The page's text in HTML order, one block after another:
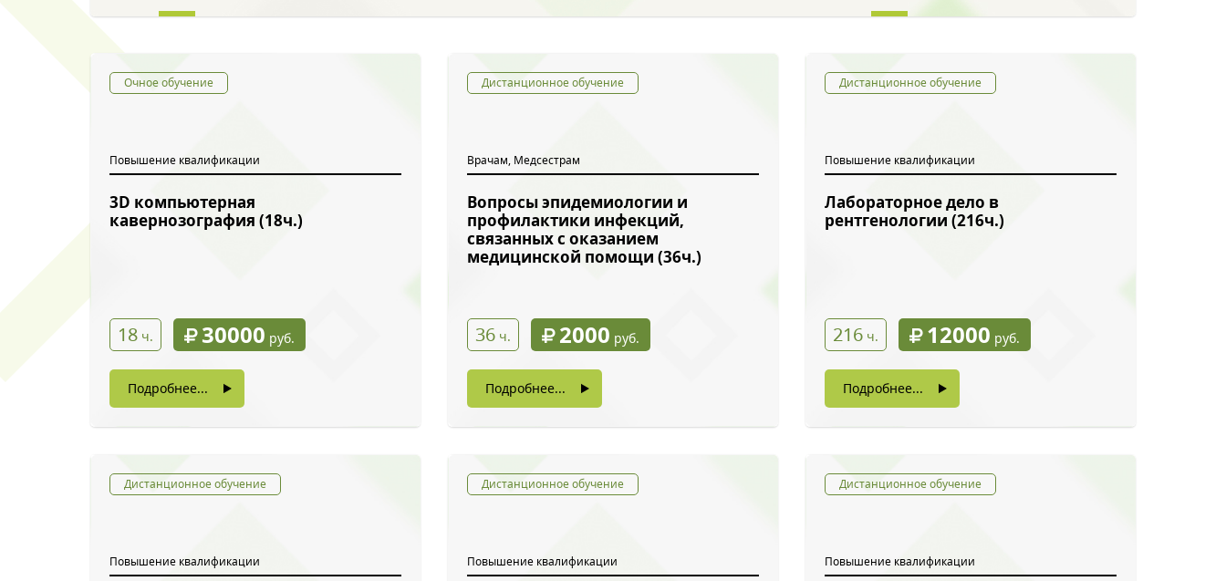
Очное обучение
Повышение квалификации
3D компьютерная
кавернозография (18ч.)
18 ч. 30000 руб.
Подробнее...
Дистанционное обучение
Врачам, Медсестрам
Вопросы эпидемиологии и
профилактики инфекций,
связанных с оказанием
медицинской помощи (36ч.)
36 ч. 2000 руб.
Подробнее...
Дистанционное обучение
Повышение квалификации
Лабораторное дело в
рентгенологии (216ч.)
216 ч. 12000 руб.
Подробнее...
Дистанционное обучение
Повышение квалификации
Дистанционное обучение
Повышение квалификации
Дистанционное обучение
Повышение квалификации